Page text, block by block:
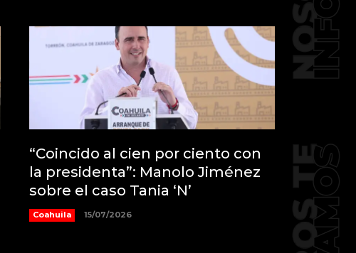
“Coincido al cien por ciento con
la presidenta”: Manolo Jiménez
sobre el caso Tania ‘N’
Coahuila 15/07/2026